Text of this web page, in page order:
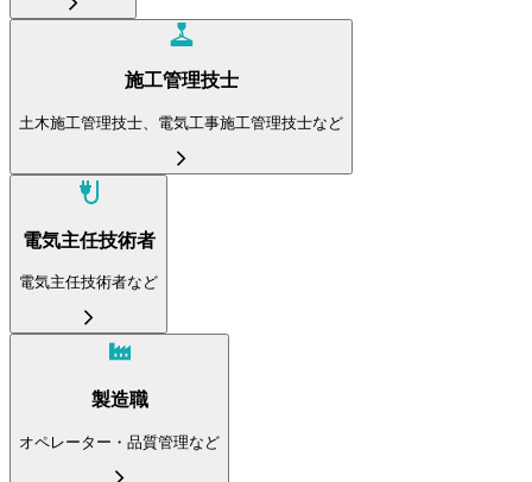
施工管理技士
土木施工管理技士、電気工事施工管理技士など
電気主任技術者
電気主任技術者など
製造職
オペレーター・品質管理など